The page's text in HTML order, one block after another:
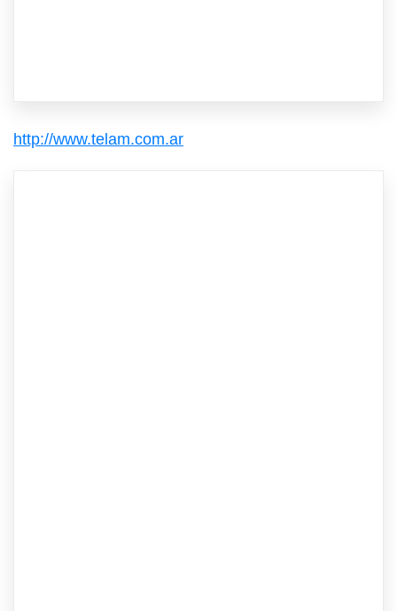
http://www.telam.com.ar